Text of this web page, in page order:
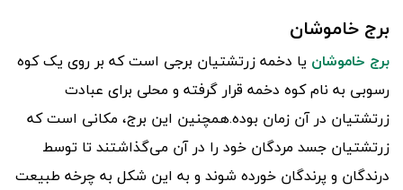
برج خاموشان
برج خاموشان یا دخمه زرتشتیان برجی است که بر روی یک کوه
رسوبی به نام کوه دخمه قرار گرفته و محلی برای عبادت
زرتشتیان در آن زمان بوده.همچنین این برج، مکانی است که
زرتشتیان جسد مردگان خود را در آن می‌گذاشتند تا توسط
درندگان و پرندگان خورده شوند و به این شکل به چرخه طبیعت